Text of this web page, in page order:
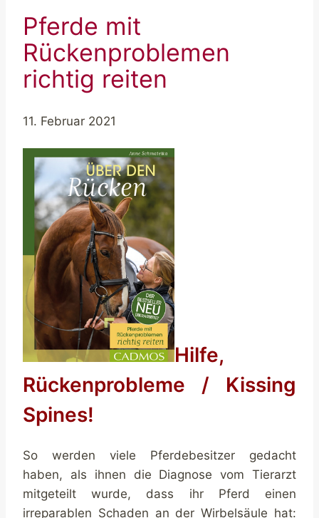
Pferde mit
Rückenproblemen
richtig reiten
11. Februar 2021
Hilfe,
Rückenprobleme / Kissing
Spines!
So werden viele Pferdebesitzer gedacht
haben, als ihnen die Diagnose vom Tierarzt
mitgeteilt wurde, dass ihr Pferd einen
irreparablen Schaden an der Wirbelsäule hat: